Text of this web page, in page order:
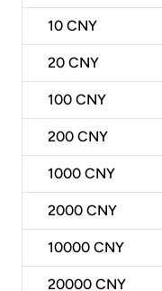
10 CNY
20 CNY
100 CNY
200 CNY
1000 CNY
2000 CNY
10000 CNY
20000 CNY